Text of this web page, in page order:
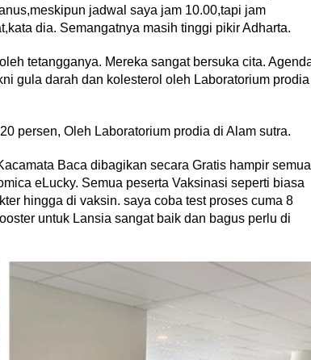
jadwal saya jam 10.00,tapi jam
dia. Semangatnya masih tinggi pikir Adharta.
tetangganya. Mereka sangat bersuka cita.
gula darah dan kolesterol oleh Laboratorium prodia
persen, Oleh Laboratorium prodia di Alam sutra.
Baca dibagikan secara Gratis hampir semua
eLucky. Semua peserta Vaksinasi seperti biasa
hingga di vaksin. saya coba test proses cuma 8
untuk Lansia sangat baik dan bagus perlu di